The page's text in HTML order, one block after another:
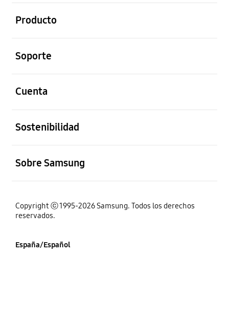
Producto
Soporte
Cuenta
Sostenibilidad
Sobre Samsung
Copyright ⓒ 1995-2026 Samsung. Todos los derechos
reservados.
España/Español